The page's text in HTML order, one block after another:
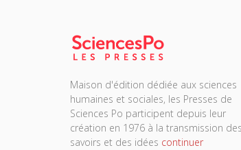
Maison d'édition dédiée aux sciences
humaines et sociales, les Presses de
Sciences Po participent depuis leur
création en 1976 à la transmission des
savoirs et des idées continuer